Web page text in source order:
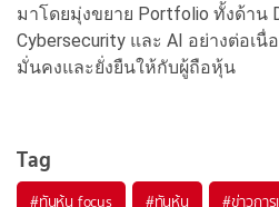
มาโดยมุ่งขยาย Portfolio ทั้งด้าน
Cybersecurity และ AI อย่างต่อเ
มั่นคงและยั่งยืนให้กับผู้ถือหุ้น
Tag
#ทันหุ้น focus #ทันหุ้น #ข่าวการ